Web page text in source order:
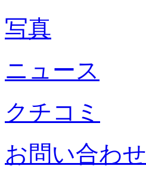
写真
ニュース
クチコミ
お問い合わせ